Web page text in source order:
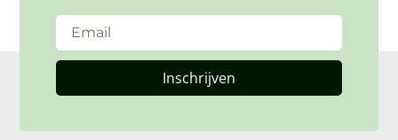
Inschrijven